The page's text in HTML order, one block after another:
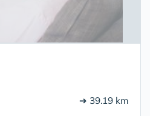
➔ 39.19 km